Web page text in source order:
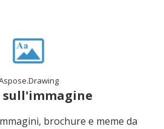
sull'immagine
brochure e meme da